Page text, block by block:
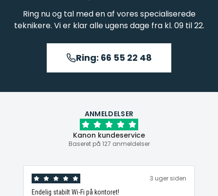
Ring nu og tal med en af vores specialiserede
teknikere. Vi er klar alle ugens dage fra kl. 09 til 22.
Ring: 66 55 22 48
ANMELDELSER
Kanon kundeservice
Baseret på 127 anmeldelser
3 uger siden
Endelig stabilt Wi-Fi på kontoret!